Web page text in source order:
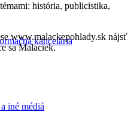
kancelária
iné médiá
história, publicistika,
www.malackepohlady.sk nájsť
sa Malaciek.